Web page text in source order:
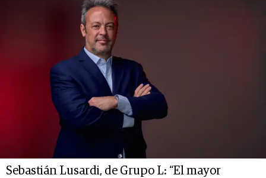
Sebastián Lusardi, de Grupo L: “El mayor